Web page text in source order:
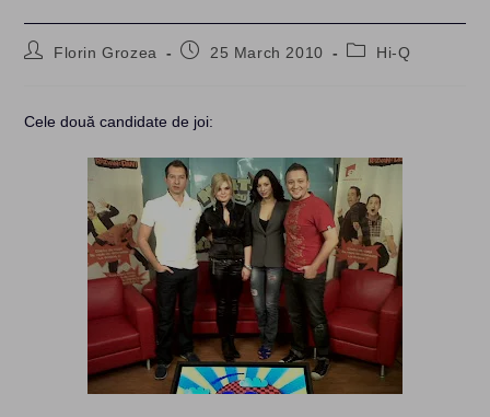
PostFlorin Grozea
Post25 March 2010
PostHi-Q
Cele două candidate de joi: